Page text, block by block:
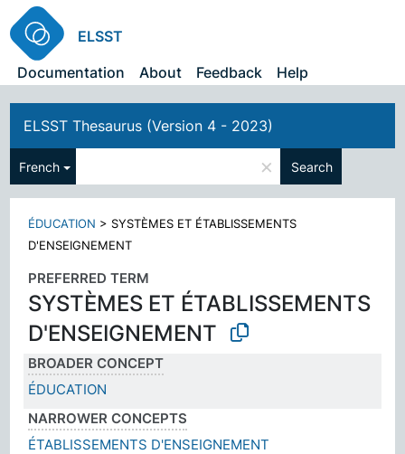
ELSST
Documentation
About Feedback Help
ELSST Thesaurus (Version 4 - 2023)
French × Search
ÉDUCATION >SYSTÈMES ET ÉTABLISSEMENTS
D'ENSEIGNEMENT
PREFERRED TERM
SYSTÈMES ET ÉTABLISSEMENTS
D'ENSEIGNEMENT
BROADER CONCEPT
ÉDUCATION
NARROWER CONCEPTS
ÉTABLISSEMENTS D'ENSEIGNEMENT